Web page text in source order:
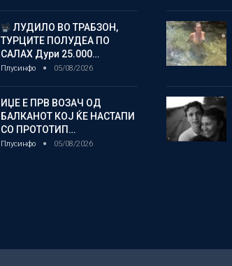
ЛУДИЛО ВО ТРАБЗОН,
ТУРЦИТЕ ПОЛУДЕА ПО
САЛАХ Дури 25.000…
Плусинфо 05/08/2026
ИЏЕ Е ПРВ ВОЗАЧ ОД
БАЛКАНОТ КОЈ ЌЕ НАСТАПИ
СО ПРОТОТИП…
Плусинфо 05/08/2026